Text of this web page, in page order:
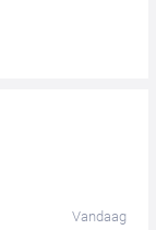
Vandaag